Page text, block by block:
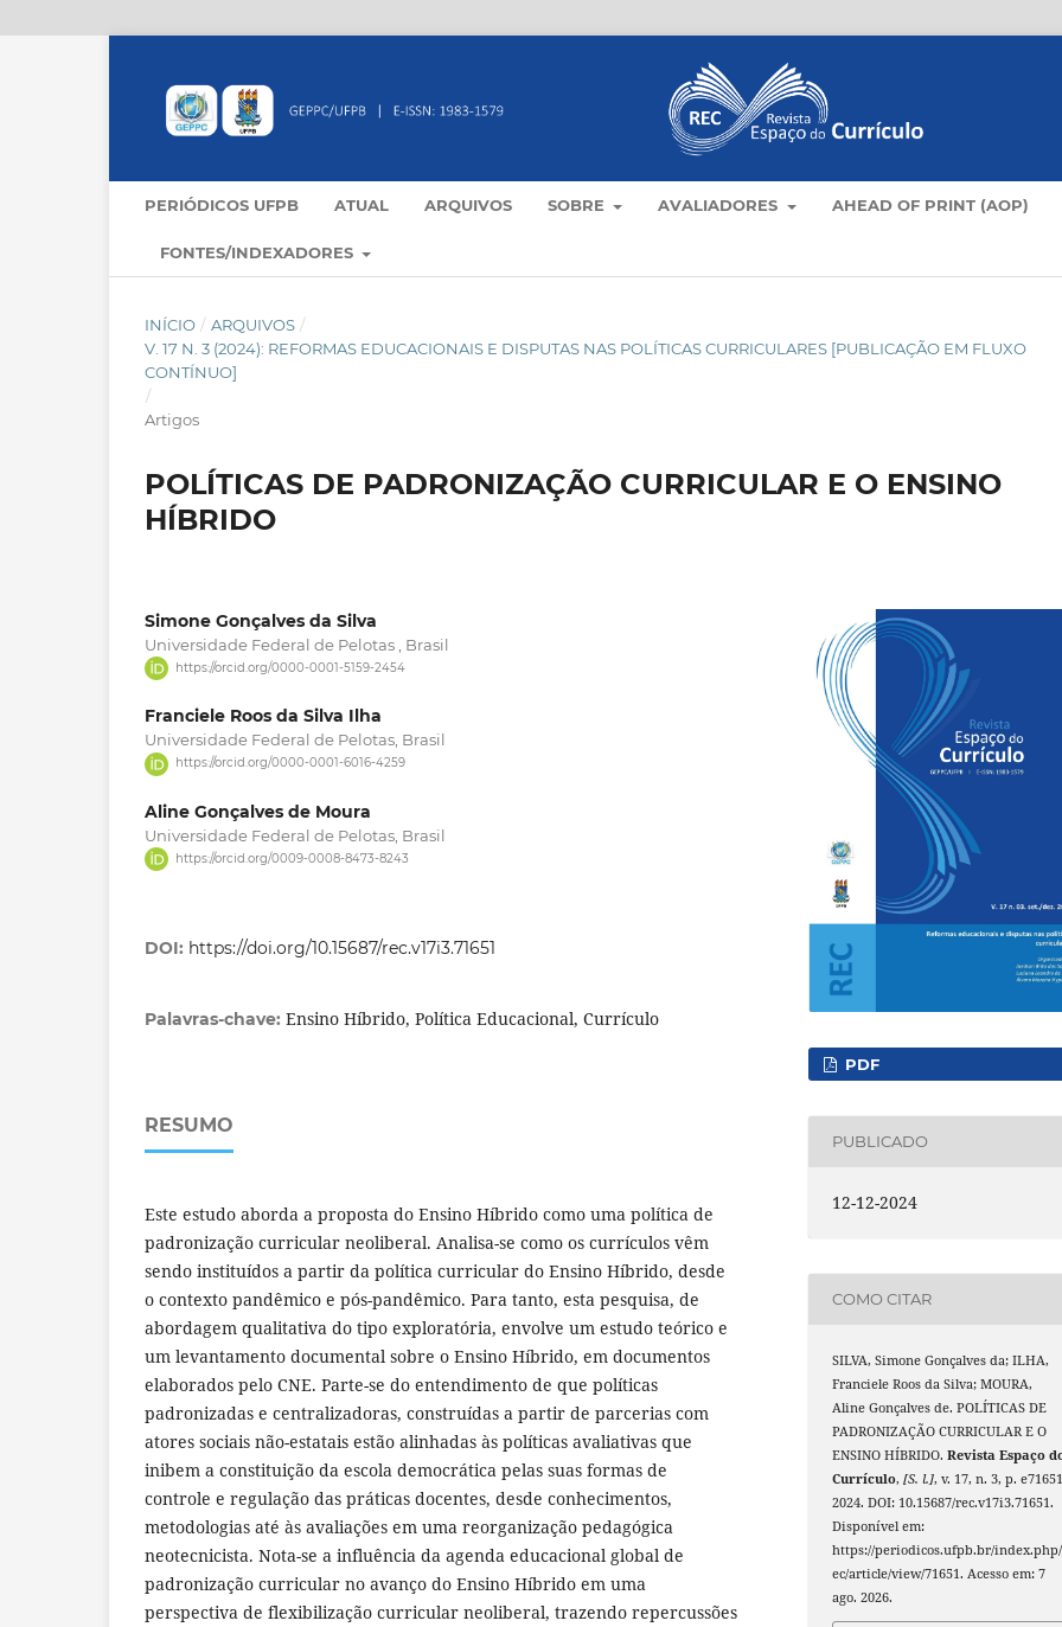
PERIÓDICOS UFPB ATUAL ARQUIVOS SOBRE AVALIADORES AHEAD OF PRINT (AOP)
FONTES/INDEXADORES
INÍCIO / ARQUIVOS /
V. 17 N. 3 (2024): REFORMAS EDUCACIONAIS E DISPUTAS NAS POLÍTICAS CURRICULARES [PUBLICAÇÃO EM FLUXO
CONTÍNUO]
/
Artigos
POLÍTICAS DE PADRONIZAÇÃO CURRICULAR E O ENSINO
HÍBRIDO
Simone Gonçalves da Silva
Universidade Federal de Pelotas , Brasil
https://orcid.org/0000-0001-5159-2454
Franciele Roos da Silva Ilha
Universidade Federal de Pelotas, Brasil
https://orcid.org/0000-0001-6016-4259
Aline Gonçalves de Moura
Universidade Federal de Pelotas, Brasil
https://orcid.org/0009-0008-8473-8243
DOI: https://doi.org/10.15687/rec.v17i3.71651
Palavras-chave: Ensino Híbrido, Política Educacional, Currículo
RESUMO
Este estudo aborda a proposta do Ensino Híbrido como uma política de
padronização curricular neoliberal. Analisa-se como os currículos vêm
sendo instituídos a partir da política curricular do Ensino Híbrido, desde
o contexto pandêmico e pós-pandêmico. Para tanto, esta pesquisa, de
abordagem qualitativa do tipo exploratória, envolve um estudo teórico e
um levantamento documental sobre o Ensino Híbrido, em documentos
elaborados pelo CNE. Parte-se do entendimento de que políticas
padronizadas e centralizadoras, construídas a partir de parcerias com
atores sociais não-estatais estão alinhadas às políticas avaliativas que
inibem a constituição da escola democrática pelas suas formas de
controle e regulação das práticas docentes, desde conhecimentos,
metodologias até às avaliações em uma reorganização pedagógica
neotecnicista. Nota-se a influência da agenda educacional global de
padronização curricular no avanço do Ensino Híbrido em uma
perspectiva de flexibilização curricular neoliberal, trazendo repercussões
PDF
PUBLICADO
12-12-2024
COMO CITAR
SILVA, Simone Gonçalves da; ILHA,
Franciele Roos da Silva; MOURA,
Aline Gonçalves de. POLÍTICAS DE
PADRONIZAÇÃO CURRICULAR E O
ENSINO HÍBRIDO.Revista Espaço
Currículo,[S. l.], v. 17, n. 3, p.
2024. DOI: 10.15687/rec.v17i3.71651.
Disponível em:
https://periodicos.ufpb.br/
ec/article/view/71651. Acesso em: 7
ago. 2026.